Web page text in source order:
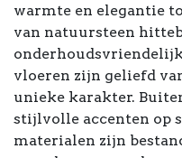
warmte en elegantie
van natuursteen
vloeren zijn geliefd
unieke karakter.
stijlvolle accenten op
materialen zijn